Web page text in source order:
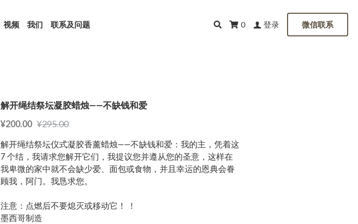
视频 我们 联系及问题 0 登录 微信联系
解开绳结祭坛凝胶蜡烛——不缺钱和爱
¥200.00 ¥295.00
解开绳结祭坛仪式凝胶香薰蜡烛——不缺钱和爱：我的主，凭着这
7 个结，我请求您解开它们，我提议您并遵从您的圣意，这样在
我卑微的家中就不会缺少爱、面包或食物，并且幸运的恩典会眷
顾我，阿门。我恳求您。
注意：点燃后不要熄灭或移动它！ ！
墨西哥制造